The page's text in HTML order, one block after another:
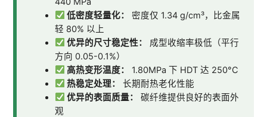
低密度轻量化：
密度仅 1.34 g/cm³，比金属
轻 80% 以上
优异的尺寸稳定性：
成型收缩率极低（平行
方向 0.05-0.1%）
高热变形温度：
1.80MPa 下 HDT 达 250°C
热稳定处理：
长期耐热老化性能
优异的表面质量：
碳纤维提供良好的表面外
观